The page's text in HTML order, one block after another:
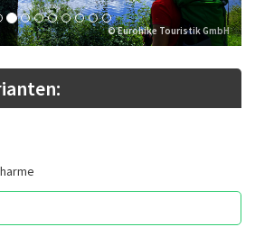
© Eurohike Touristik GmbH